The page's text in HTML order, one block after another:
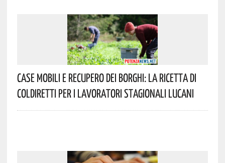
Case Mobili E Recupero Dei Borghi: La Ricetta Di
Coldiretti Per I Lavoratori Stagionali Lucani